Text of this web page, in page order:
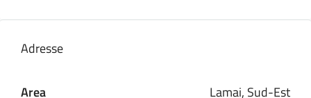
Adresse
Area Lamai, Sud-Est